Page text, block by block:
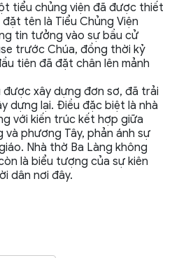
tiểu chủng viện đã được thiết
tên là Tiểu Chủng Viện
tin tưởng vào sự bầu cử
trước Chúa, đồng thời kỷ
tiên đã đặt chân lên mảnh
được xây dựng đơn sơ, đã trải
dựng lại. Điều đặc biệt là nhà
với kiến trúc kết hợp giữa
phương Tây, phản ánh sự
Nhà thờ Ba Làng không
là biểu tượng của sự kiên
dân nơi đây.